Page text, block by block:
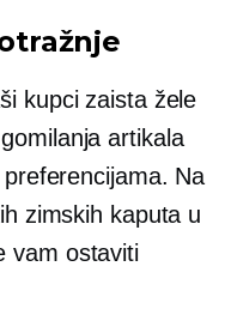
kupci zaista žele
artikala
Na
zimskih kaputa u
vam ostaviti